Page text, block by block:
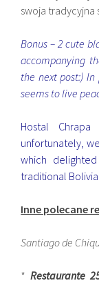
swoja tradycyjna
Bonus – 2 cute
accompanying
the next post:)
seems to live
Hostal
unfortunately,
which
traditional
Inne polecane
Santiago de
*Restaurante